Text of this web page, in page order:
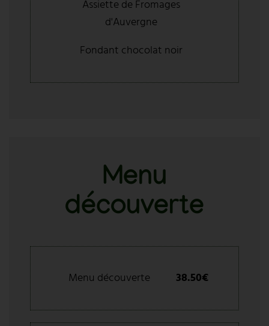
Assiette de Fromages
d'Auvergne
Fondant chocolat noir
Menu
découverte
Menu découverte 38.50€